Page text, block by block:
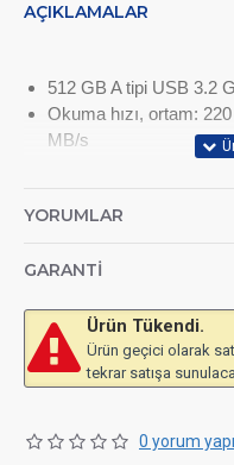
Ürün Tükendi.
Ürün geçici olarak
tekrar satışa
AÇIKLAMALAR
512 GB A tipi USB 3.2
Okuma hızı, ortam:
MB/s
Metal
YORUMLAR
GARANTI
0 yorum